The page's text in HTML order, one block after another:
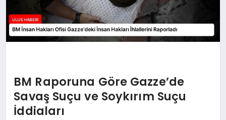
BM Raporuna Göre Gazze’de
Savaş Suçu ve Soykırım Suçu
İddiaları